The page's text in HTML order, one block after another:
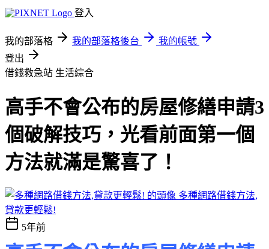
登入
我的部落格 我的部落格後台
我的帳號
登出
借錢救急站 生活綜合
高手不會公布的房屋修繕申請3
個破解技巧，光看前面第一個
方法就滿是驚喜了！
多種網路借錢方法,
貸款更輕鬆!
5年前